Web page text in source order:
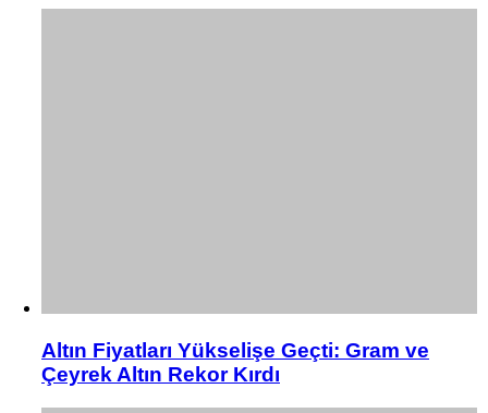
Altın Fiyatları Yükselişe Geçti: Gram ve
Çeyrek Altın Rekor Kırdı